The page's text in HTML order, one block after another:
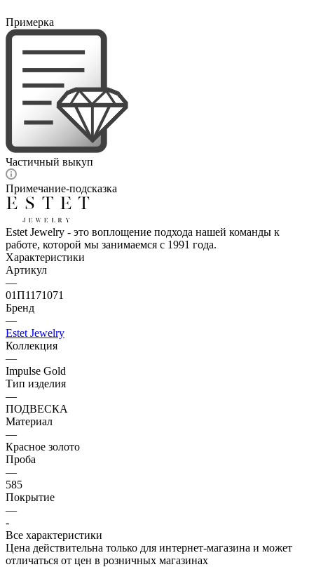
Примерка
Частичный выкуп
Примечание-подсказка
Estet Jewelry - это воплощение подхода нашей команды к
работе, которой мы занимаемся с 1991 года.
Характеристики
Артикул
—
01П1171071
Бренд
—
Estet Jewelry
Коллекция
—
Impulse Gold
Тип изделия
—
ПОДВЕСКА
Материал
—
Красное золото
Проба
—
585
Покрытие
—
-
Все характеристики
Цена действительна только для интернет-магазина и может
отличаться от цен в розничных магазинах